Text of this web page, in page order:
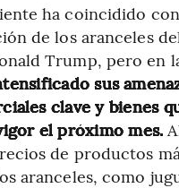
ha coincidido
de los aranceles
Trump, pero en
sus
clave y bienes
el próximo mes.
de productos
aranceles, como